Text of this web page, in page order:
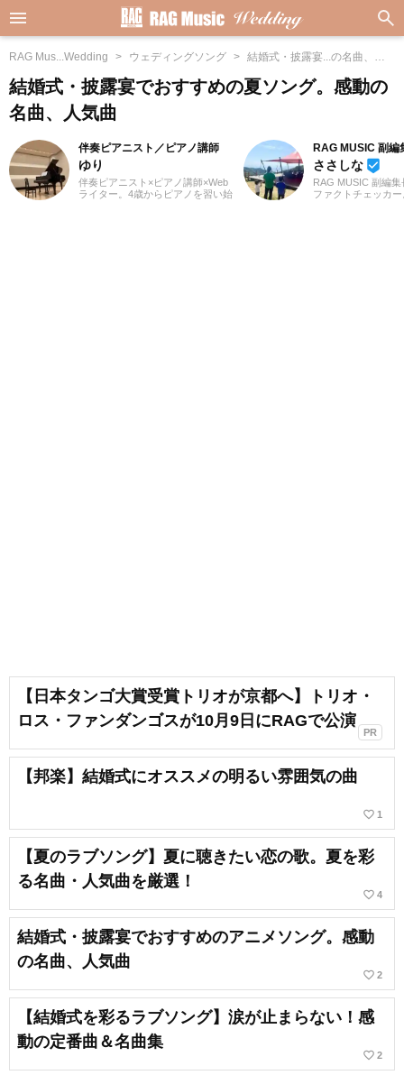
RAG Mus...Wedding ウェディングソング
結婚式・披露宴...の名曲、人
気曲
結婚式・披露宴でおすすめの夏ソング。感動の
名曲、人気曲
伴奏ピアニスト／ピアノ講師
ゆり
伴奏ピアニスト×ピアノ講師×Web
ライター。4歳からピアノを習い始
RAG MUSIC 副編
ささしな beenhere
RAG MUSIC 副編
ファクトチェッカ
【日本タンゴ大賞受賞トリオが京都へ】トリオ・
ロス・ファンダンゴスが10月9日にRAGで公演
PR
【邦楽】結婚式にオススメの明るい雰囲気の曲
favorite_border 1
【夏のラブソング】夏に聴きたい恋の歌。夏を彩
る名曲・人気曲を厳選！
favorite_border 4
結婚式・披露宴でおすすめのアニメソング。感動
の名曲、人気曲
favorite_border 2
【結婚式を彩るラブソング】涙が止まらない！感
動の定番曲＆名曲集
favorite_border 2